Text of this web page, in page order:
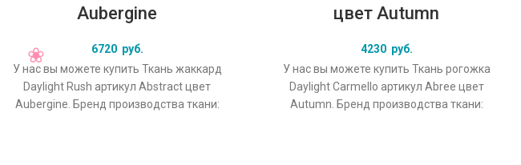
Aubergine
6720 руб.
У нас вы можете купить Ткань жаккард
Daylight Rush артикул Abstract цвет
Aubergine. Бренд производства ткани:
цвет Autumn
4230 руб.
У нас вы можете купить Ткань рогожка
Daylight Carmello артикул Abree цвет
Autumn. Бренд производства ткани: